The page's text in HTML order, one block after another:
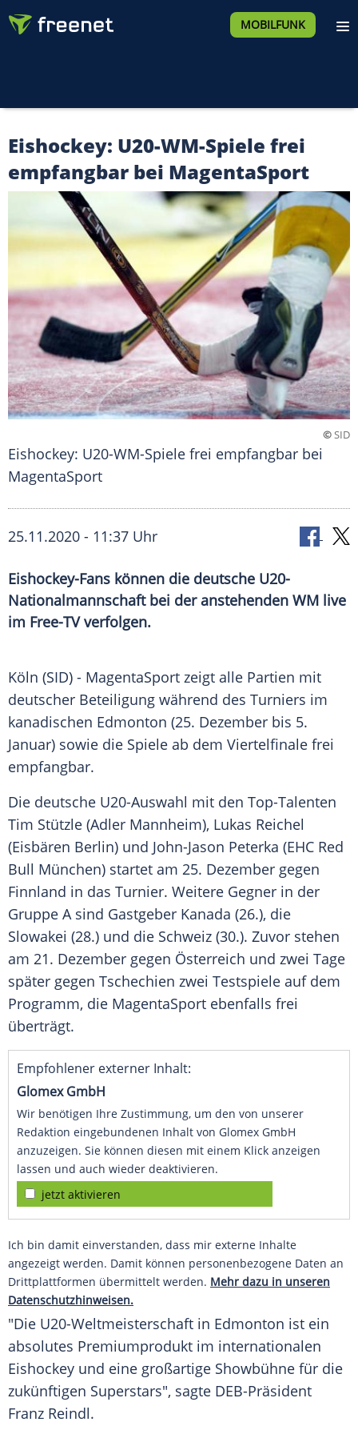
MOBILFUNK
Eishockey: U20-WM-Spiele frei
empfangbar bei MagentaSport
©SID
Eishockey: U20-WM-Spiele frei empfangbar bei
MagentaSport
25.11.2020 - 11:37 Uhr
Eishockey-Fans können die deutsche U20-
Nationalmannschaft bei der anstehenden WM live
im Free-TV verfolgen.
Köln (SID) - MagentaSport zeigt alle Partien mit
deutscher Beteiligung während des Turniers im
kanadischen Edmonton (25. Dezember bis 5.
Januar) sowie die Spiele ab dem Viertelfinale frei
empfangbar.
Die deutsche U20-Auswahl mit den Top-Talenten
Tim Stützle (Adler Mannheim), Lukas Reichel
(Eisbären Berlin) und John-Jason Peterka (EHC Red
Bull München) startet am 25. Dezember gegen
Finnland in das Turnier. Weitere Gegner in der
Gruppe A sind Gastgeber Kanada (26.), die
Slowakei (28.) und die Schweiz (30.). Zuvor stehen
am 21. Dezember gegen Österreich und zwei Tage
später gegen Tschechien zwei Testspiele auf dem
Programm, die MagentaSport ebenfalls frei
überträgt.
Empfohlener externer Inhalt:
Glomex GmbH
Wir benötigen Ihre Zustimmung, um den von unserer
Redaktion eingebundenen Inhalt von Glomex GmbH
anzuzeigen. Sie können diesen mit einem Klick anzeigen
lassen und auch wieder deaktivieren.
jetzt aktivieren
Ich bin damit einverstanden, dass mir externe Inhalte
angezeigt werden. Damit können personenbezogene Daten an
Drittplattformen übermittelt werden. Mehr dazu in unseren
Datenschutzhinweisen.
"Die U20-Weltmeisterschaft in Edmonton ist ein
absolutes Premiumprodukt im internationalen
Eishockey und eine großartige Showbühne für die
zukünftigen Superstars", sagte DEB-Präsident
Franz Reindl.